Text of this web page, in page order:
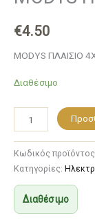
€4.50
MODYS ΠΛΑΙΣΙΟ
Διαθέσιμο
Κωδικός
Κατηγορίες:
Διαθέσιμο